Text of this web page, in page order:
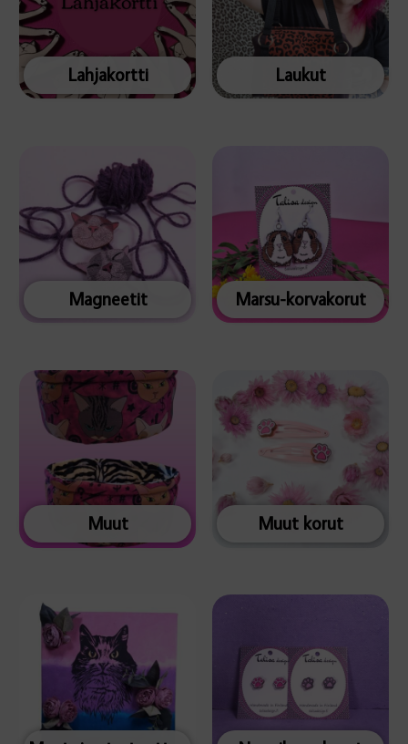
Lahjakortti Laukut
Magneetit Marsu-korvakorut
Muut Muut korut